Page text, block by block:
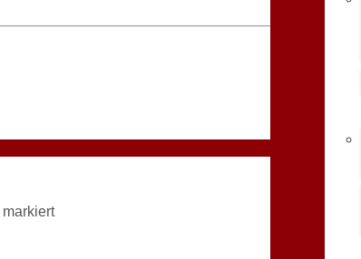
markiert